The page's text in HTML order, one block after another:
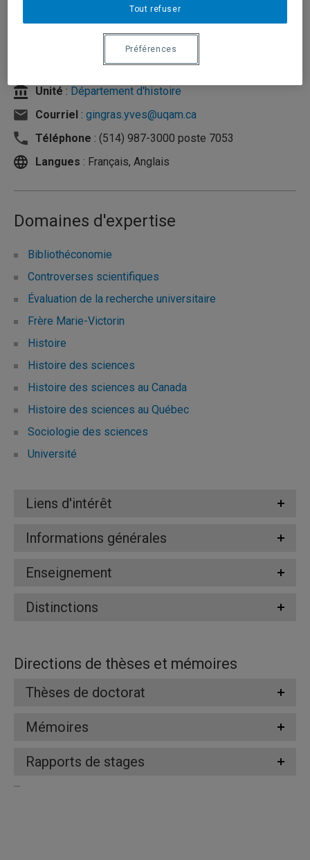
Unité : Département d'histoire
Courriel : gingras.yves@uqam.ca
Téléphone : (514) 987-3000 poste 7053
Langues : Français, Anglais
Domaines d'expertise
Bibliothéconomie
Controverses scientifiques
Évaluation de la recherche universitaire
Frère Marie-Victorin
Histoire
Histoire des sciences
Histoire des sciences au Canada
Histoire des sciences au Québec
Sociologie des sciences
Université
Liens d'intérêt
Informations générales
Enseignement
Distinctions
Directions de thèses et mémoires
Thèses de doctorat
Mémoires
Rapports de stages
...
Tout refuser
Préférences